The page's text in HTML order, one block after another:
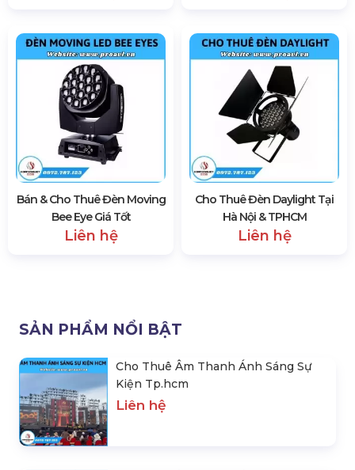
Bán & Cho Thuê Đèn Moving
Bee Eye Giá Tốt
Liên hệ
Cho Thuê Đèn Daylight Tại
Hà Nội & TPHCM
Liên hệ
SẢN PHẨM NỔI BẬT
Cho Thuê Âm Thanh Ánh Sáng Sự
Kiện Tp.hcm
Liên hệ